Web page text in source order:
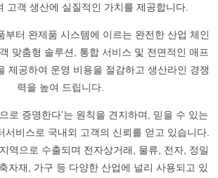
고객 생산에 실질적인 가치를 제공합니다.
부터 완제품 시스템에 이르는 완전한 산업 체인
맞춤형 솔루션, 통합 서비스 및 전면적인 애프
제공하여 운영 비용을 절감하고 생산라인 경쟁
력을 높여 드립니다.
로 증명한다’는 원칙을 견지하며, 믿을 수 있는
서비스로 국내외 고객의 신뢰를 얻고 있습니다.
역으로 수출되며 전자상거래, 물류, 전자, 정밀
자재, 가구 등 다양한 산업에 널리 사용되고 있